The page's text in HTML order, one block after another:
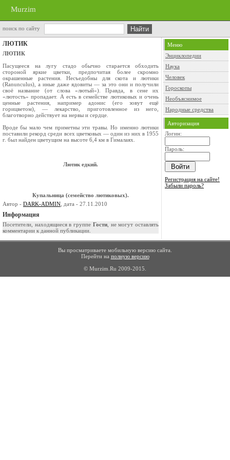
Murzim
поиск по сайту
ЛЮТИК
ЛЮТИК
Пасущееся на лугу стадо обычно старается обходить
стороной яркие цветки, предпочитая более скромно
окрашенные растения. Несъедобны для скота и лютики
(Ranunculus), а иные даже ядовиты — за это они и получили
своё название (от слова «лютый»). Правда, в сене их
«лютость» пропадает. А есть в семействе лютиковых и очень
ценные растения, например адо­нис (его зовут ещё
горицветом), — лекарство, приготовленное из него,
благотворно действует на нервы и сердце.
Вроде бы мало чем приметны эти травы. Но именно лютики
поставили рекорд среди всех цветковых — один из них в 1955
г. был найден цветущим на высоте 6,4 км в Гималаях.
Лютик едкий.
Купальница (семейство лютиковых).
Автор - DARK-ADMIN , дата - 27.11.2010
Информация
Посетители, находящиеся в группе Гости, не могут оставлять
комментарии к данной публикации.
Меню
Энциклопедии
Наука
Человек
Гороскопы
Необъяснимое
Народные средства
Авторизация
Логин:
Пароль:
Регистрация на сайте!
Забыли пароль?
Вы просматриваете мобильную версию сайта.
Перейти на полную версию
© Murzim.Ru 2009-2015.